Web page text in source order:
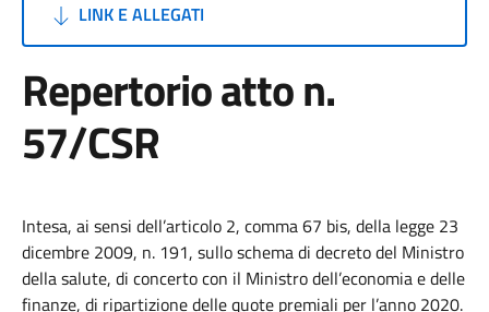
LINK E ALLEGATI
Repertorio atto n.
57/CSR
Intesa, ai sensi dell’articolo 2, comma 67 bis, della legge 23
dicembre 2009, n. 191, sullo schema di decreto del Ministro
della salute, di concerto con il Ministro dell’economia e delle
finanze, di ripartizione delle quote premiali per l’anno 2020.